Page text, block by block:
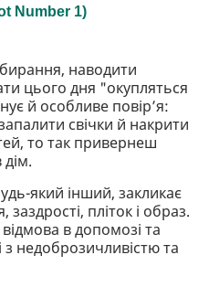
наводити
цього дня "окупляться
й особливе повір’я:
свічки й накрити
то так привернеш
який інший, закликає
пліток і образ.
в допомозі та
з недоброзичливістю та